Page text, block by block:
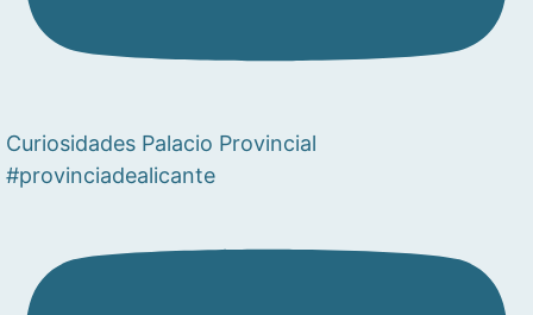
Curiosidades Palacio Provincial
#provinciadealicante